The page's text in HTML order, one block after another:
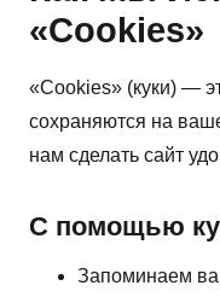
«Cookies»
«Cookies» (куки) —
сохраняются на
нам сделать сайт
С помощью
Запоминаем